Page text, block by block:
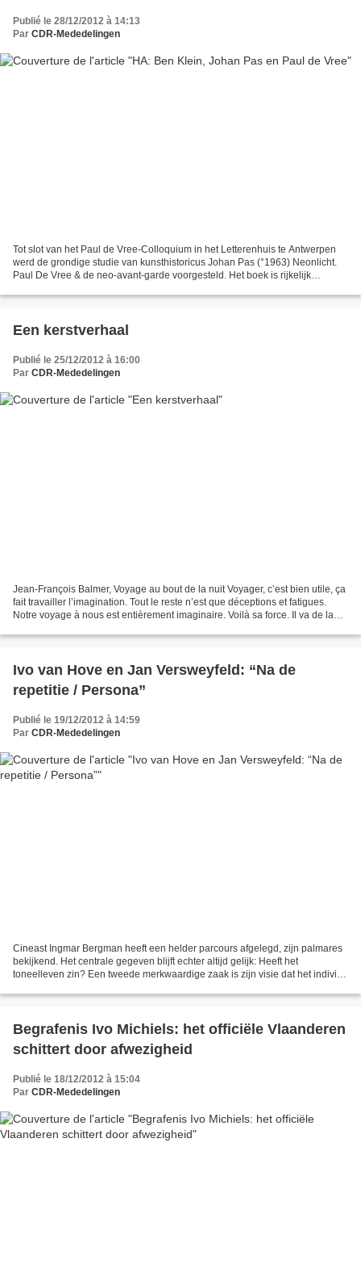
Publié le 28/12/2012 à 14:13
Par CDR-Mededelingen
Tot slot van het Paul de Vree-Colloquium in het Letterenhuis te Antwerpen
werd de grondige studie van kunsthistoricus Johan Pas (°1963) Neonlicht.
Paul De Vree & de neo-avant-garde voorgesteld. Het boek is rijkelijk
Een kerstverhaal
Publié le 25/12/2012 à 16:00
Par CDR-Mededelingen
Jean-François Balmer, Voyage au bout de la nuit Voyager, c’est bien utile, ça
fait travailler l’imagination. Tout le reste n’est que déceptions et fatigues.
Notre voyage à nous est entièrement imaginaire. Voilà sa force. Il va de la
Ivo van Hove en Jan Versweyfeld: “Na de
repetitie / Persona”
Publié le 19/12/2012 à 14:59
Par CDR-Mededelingen
Cineast Ingmar Bergman heeft een helder parcours afgelegd, zijn palmares
bekijkend. Het centrale gegeven blijft echter altijd gelijk: Heeft het
toneelleven zin? Een tweede merkwaardige zaak is zijn visie dat het individu
Begrafenis Ivo Michiels: het officiële Vlaanderen
schittert door afwezigheid
Publié le 18/12/2012 à 15:04
Par CDR-Mededelingen